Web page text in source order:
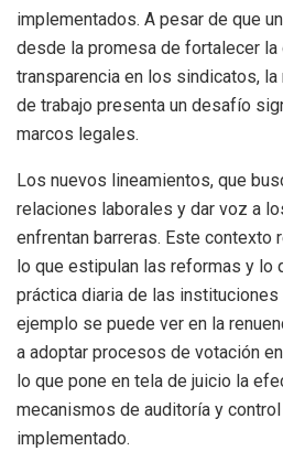
implementados. A pesar de que
desde la promesa de fortalecer la
transparencia en los sindicatos,
de trabajo presenta un desafío
marcos legales.
Los nuevos lineamientos, que
relaciones laborales y dar voz a
enfrentan barreras. Este contexto
lo que estipulan las reformas y lo
práctica diaria de las instituciones
ejemplo se puede ver en la
a adoptar procesos de votación
lo que pone en tela de juicio la
mecanismos de auditoría y
implementado.